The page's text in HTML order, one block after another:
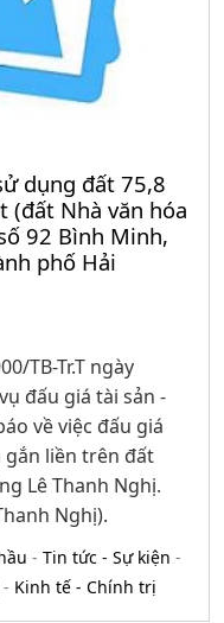
dụng đất 75,8
(đất Nhà văn hóa
92 Bình Minh,
phố Hải
TB-Tr.T ngày
đấu giá tài sản -
về việc đấu giá
gắn liền trên đất
Lê Thanh Nghị.
Nghị).
- Tin tức - Sự kiện -
- Kinh tế - Chính trị